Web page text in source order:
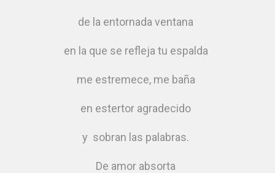
de la entornada ventana
en la que se refleja tu espalda
me estremece, me baña
en estertor agradecido
y sobran las palabras.
De amor absorta